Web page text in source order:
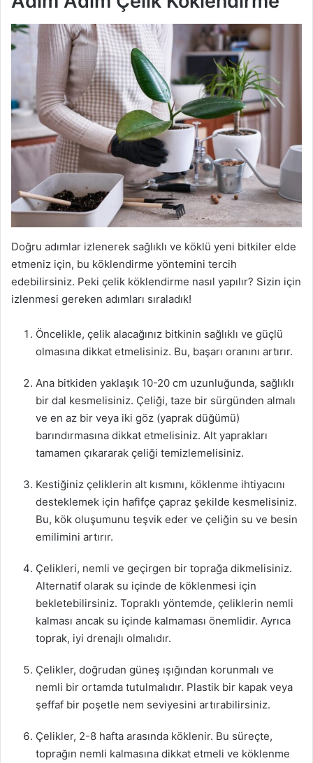
Doğru adımlar izlenerek sağlıklı ve köklü yeni bitkiler elde
etmeniz için, bu köklendirme yöntemini tercih
edebilirsiniz. Peki çelik köklendirme nasıl yapılır? Sizin için
izlenmesi gereken adımları sıraladık!
Öncelikle, çelik alacağınız bitkinin sağlıklı ve güçlü
olmasına dikkat etmelisiniz. Bu, başarı oranını artırır.
Ana bitkiden yaklaşık 10-20 cm uzunluğunda, sağlıklı
bir dal kesmelisiniz. Çeliği, taze bir sürgünden almalı
ve en az bir veya iki göz (yaprak düğümü)
barındırmasına dikkat etmelisiniz. Alt yaprakları
tamamen çıkararak çeliği temizlemelisiniz.
Kestiğiniz çeliklerin alt kısmını, köklenme ihtiyacını
desteklemek için hafifçe çapraz şekilde kesmelisiniz.
Bu, kök oluşumunu teşvik eder ve çeliğin su ve besin
emilimini artırır.
Çelikleri, nemli ve geçirgen bir toprağa dikmelisiniz.
Alternatif olarak su içinde de köklenmesi için
bekletebilirsiniz. Topraklı yöntemde, çeliklerin nemli
kalması ancak su içinde kalmaması önemlidir. Ayrıca
toprak, iyi drenajlı olmalıdır.
Çelikler, doğrudan güneş ışığından korunmalı ve
nemli bir ortamda tutulmalıdır. Plastik bir kapak veya
şeffaf bir poşetle nem seviyesini artırabilirsiniz.
Çelikler, 2-8 hafta arasında köklenir. Bu süreçte,
toprağın nemli kalmasına dikkat etmeli ve köklenme